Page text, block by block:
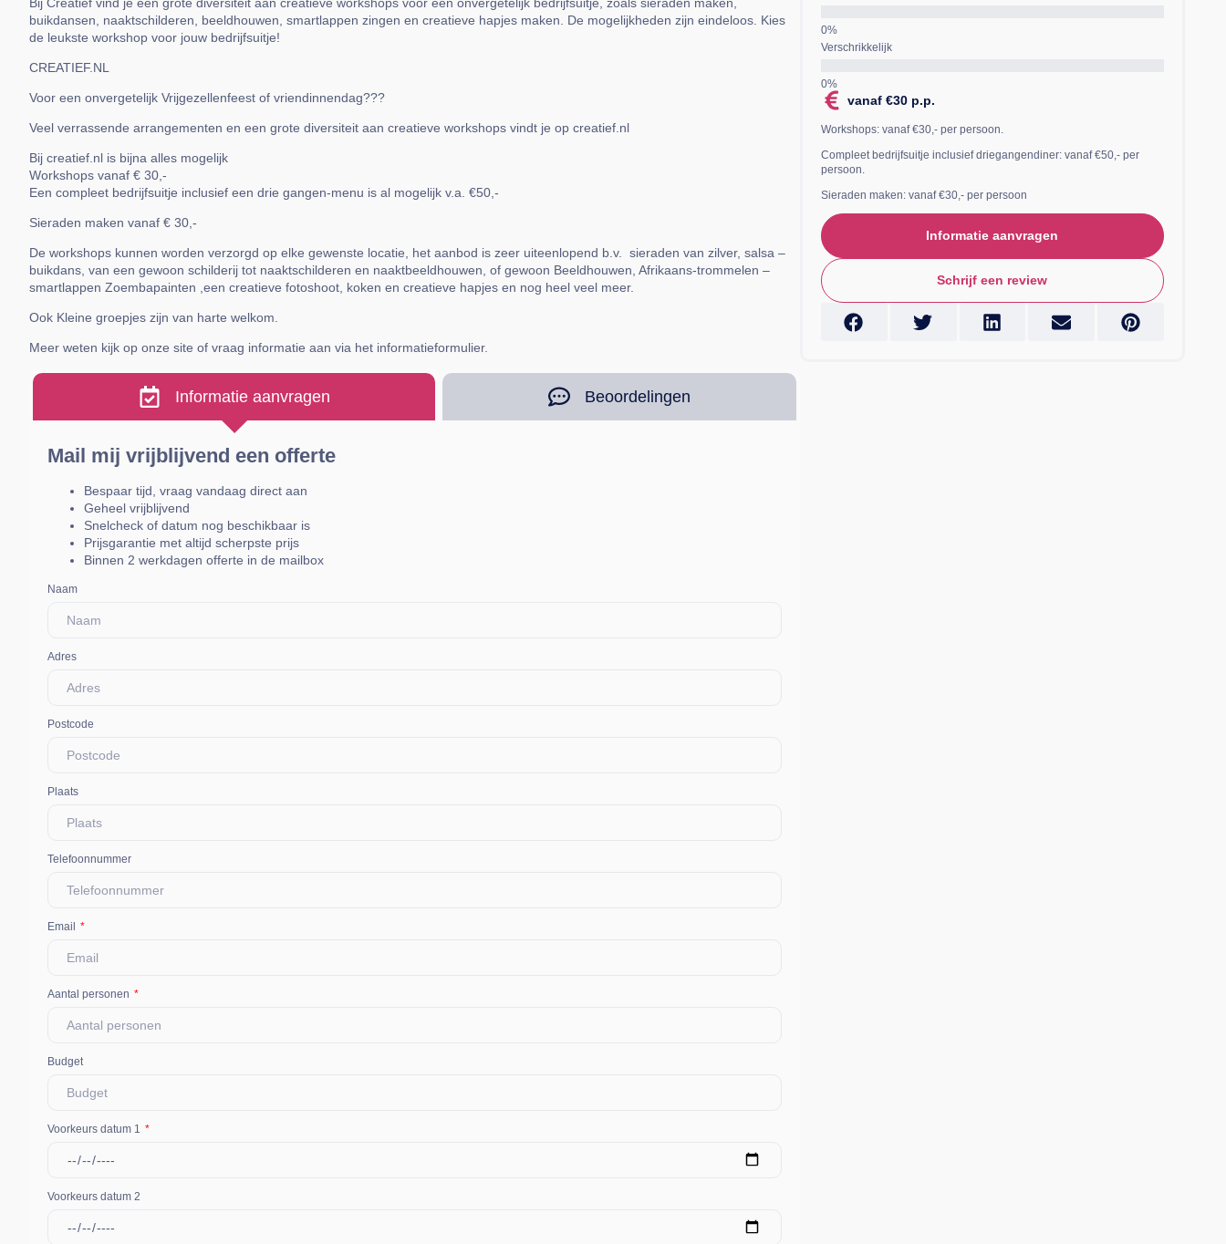
buikdansen, naaktschilderen, beeldhouwen, smartlappen zingen en creatieve hapjes maken. De mogelijkheden zijn eindeloos. Kies
de leukste workshop voor jouw bedrijfsuitje!
CREATIEF.NL
Voor een onvergetelijk Vrijgezellenfeest of vriendinnendag???
Veel verrassende arrangementen en een grote diversiteit aan creatieve workshops vindt je op creatief.nl
Bij creatief.nl is bijna alles mogelijk
Workshops vanaf € 30,-
Een compleet bedrijfsuitje inclusief een drie gangen-menu is al mogelijk v.a. €50,-
Sieraden maken vanaf € 30,-
De workshops kunnen worden verzorgd op elke gewenste locatie, het aanbod is zeer uiteenlopend b.v. sieraden van zilver, salsa –
buikdans, van een gewoon schilderij tot naaktschilderen en naaktbeeldhouwen, of gewoon Beeldhouwen, Afrikaans-trommelen –
smartlappen Zoembapainten ,een creatieve fotoshoot, koken en creatieve hapjes en nog heel veel meer.
Ook Kleine groepjes zijn van harte welkom.
Meer weten kijk op onze site of vraag informatie aan via het informatieformulier.
Informatie aanvragen Beoordelingen
Mail mij vrijblijvend een offerte
Bespaar tijd, vraag vandaag direct aan
Geheel vrijblijvend
Snelcheck of datum nog beschikbaar is
Prijsgarantie met altijd scherpste prijs
Binnen 2 werkdagen offerte in de mailbox
Naam
Adres
Postcode
Plaats
Telefoonnummer
Email
Aantal personen
Budget
Voorkeurs datum 1
Voorkeurs datum 2
Verschrikkelijk
vanaf €30 p.p.
Workshops: vanaf €30,- per persoon.
Compleet bedrijfsuitje inclusief driegangendiner: vanaf €50,- per
persoon.
Sieraden maken: vanaf €30,- per persoon
Informatie aanvragen
Schrijf een review